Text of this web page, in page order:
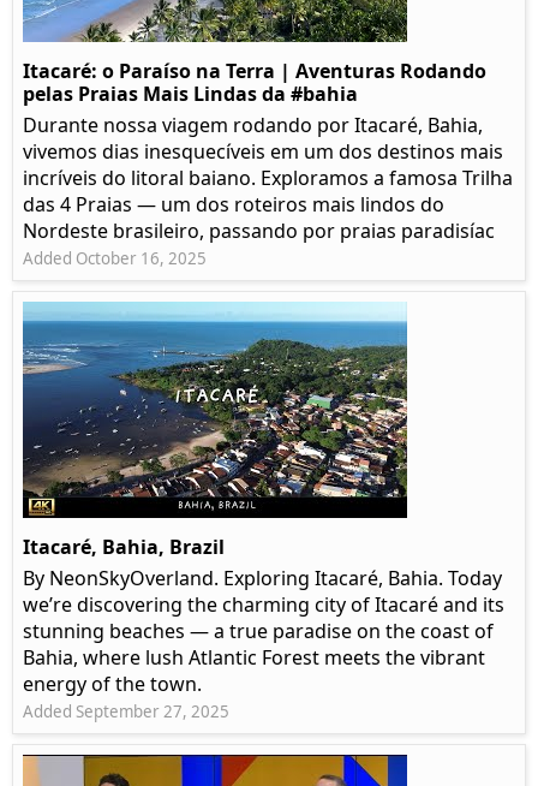
Itacaré: o Paraíso na Terra | Aventuras Rodando
pelas Praias Mais Lindas da #bahia
Durante nossa viagem rodando por Itacaré, Bahia,
vivemos dias inesquecíveis em um dos destinos mais
incríveis do litoral baiano. Exploramos a famosa Trilha
das 4 Praias — um dos roteiros mais lindos do
Nordeste brasileiro, passando por praias paradisíac
Added October 16, 2025
Itacaré, Bahia, Brazil
By NeonSkyOverland. Exploring Itacaré, Bahia. Today
we’re discovering the charming city of Itacaré and its
stunning beaches — a true paradise on the coast of
Bahia, where lush Atlantic Forest meets the vibrant
energy of the town.
Added September 27, 2025